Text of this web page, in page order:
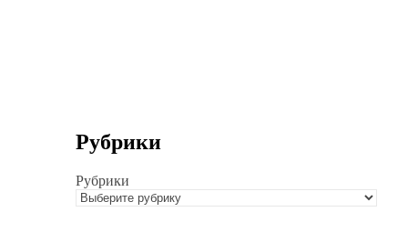
Рубрики
Рубрики